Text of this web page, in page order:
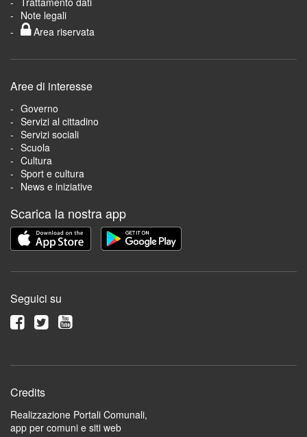
Note legali
Area riservata
Aree di interesse
Governo
Servizi al cittadino
Servizi sociali
Scuola
Cultura
Sport e cultura
News e iniziative
Scarica la nostra app
Seguici su
Credits
Realizzazione Portali Comunali,
app per comuni e siti web